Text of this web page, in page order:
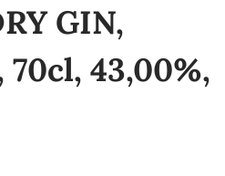
GIN,
43,00%,